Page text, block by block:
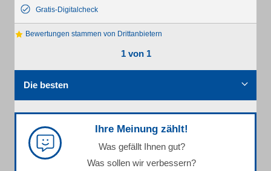
Gratis-Digitalcheck
Bewertungen stammen von Drittanbietern
1 von 1
Die besten
Ihre Meinung zählt!
Was gefällt Ihnen gut?
Was sollen wir verbessern?